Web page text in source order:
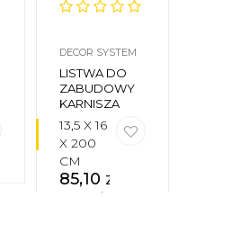
DECOR SYSTEM
LISTWA DO
ZABUDOWY
KARNISZA
LKO10
13,5 X 16
X 200
CM
85,10 zł